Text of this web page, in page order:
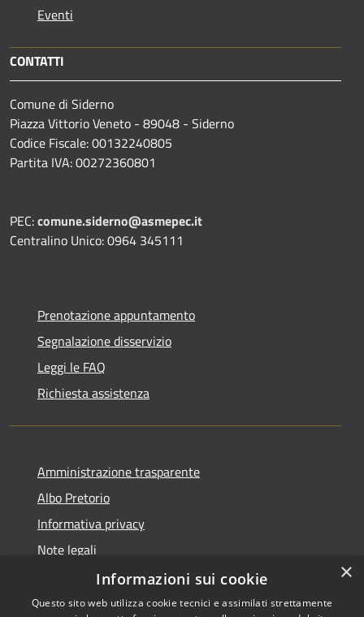
Eventi
CONTATTI
Comune di Siderno
Piazza Vittorio Veneto - 89048 - Siderno
Codice Fiscale: 00132240805
Partita IVA: 00272360801
PEC:comune.siderno@asmepec.it
Centralino Unico: 0964 345111
Prenotazione appuntamento
Segnalazione disservizio
Leggi le FAQ
Richiesta assistenza
Amministrazione trasparente
Albo Pretorio
Informativa privacy
Note legali
Dichiarazione di accessibilità
×
Informazioni sui cookie
Questo sito web utilizza cookie tecnici e assimilati strettamente